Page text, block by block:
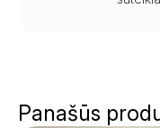
Panašūs